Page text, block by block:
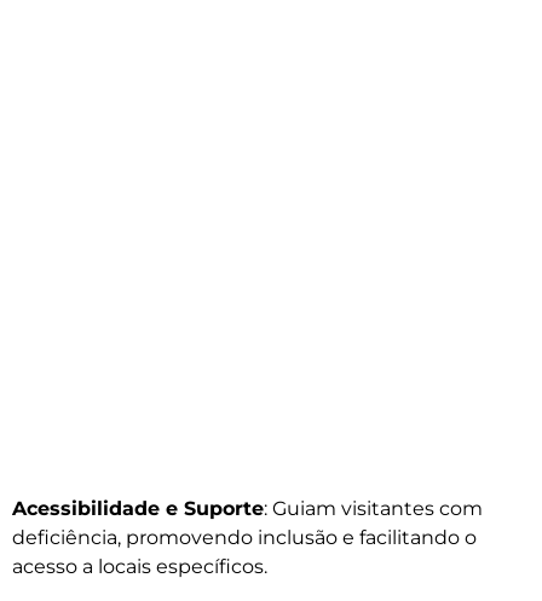
Acessibilidade e Suporte: Guiam visitantes com
deficiência, promovendo inclusão e facilitando o
acesso a locais específicos.